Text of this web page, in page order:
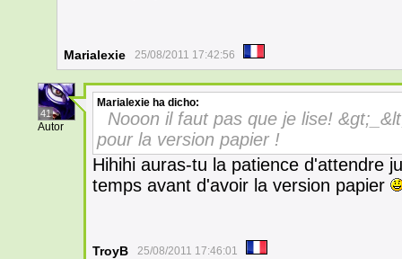
Marialexie 25/08/2011 17:42:56
41
Autor
Marialexie ha dicho:
Nooon il faut pas que je lise!
pour la version papier !
Hihihi auras-tu la patience d'attendre
temps avant d'avoir la version papier
TroyB 25/08/2011 17:46:01